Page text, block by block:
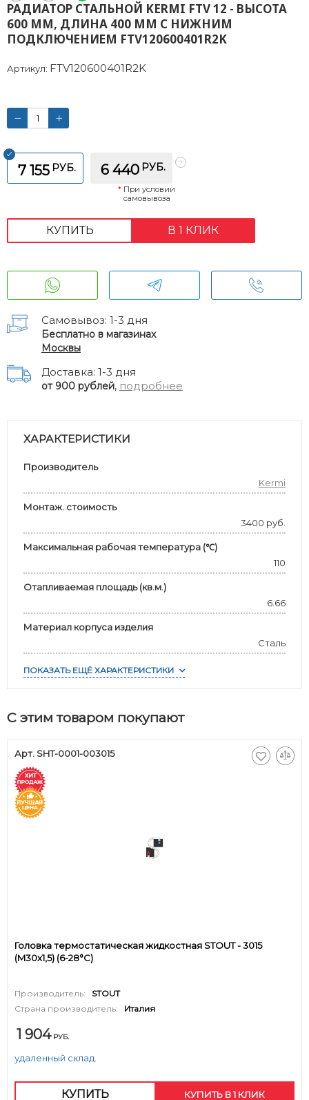
РАДИАТОР СТАЛЬНОЙ KERMI FTV 12 - ВЫСОТА
600 ММ, ДЛИНА 400 ММ С НИЖНИМ
ПОДКЛЮЧЕНИЕМ FTV120600401R2K
Артикул: FTV120600401R2K
7 155 РУБ. 6 440 РУБ.
* При условии
самовывоза
КУПИТЬ В 1 КЛИК
Самовывоз: 1-3 дня
Бесплатно в магазинах
Москвы
Доставка: 1-3 дня
от 900 рублей, подробнее
ХАРАКТЕРИСТИКИ
Производитель
Kermi
Монтаж. стоимость
3400 руб.
Максимальная рабочая температура (℃)
110
Отапливаемая площадь (кв.м.)
6.66
Материал корпуса изделия
Сталь
ПОКАЗАТЬ ЕЩЁ ХАРАКТЕРИСТИКИ
С этим товаром покупают
Арт. SHT-0001-003015
Головка термостатическая жидкостная STOUT - 3015
(M30x1,5) (6-28°C)
Производитель:
STOUT
Страна производитель:
Италия
1 904 РУБ.
удаленный склад.
КУПИТЬ КУПИТЬ В 1 КЛИК